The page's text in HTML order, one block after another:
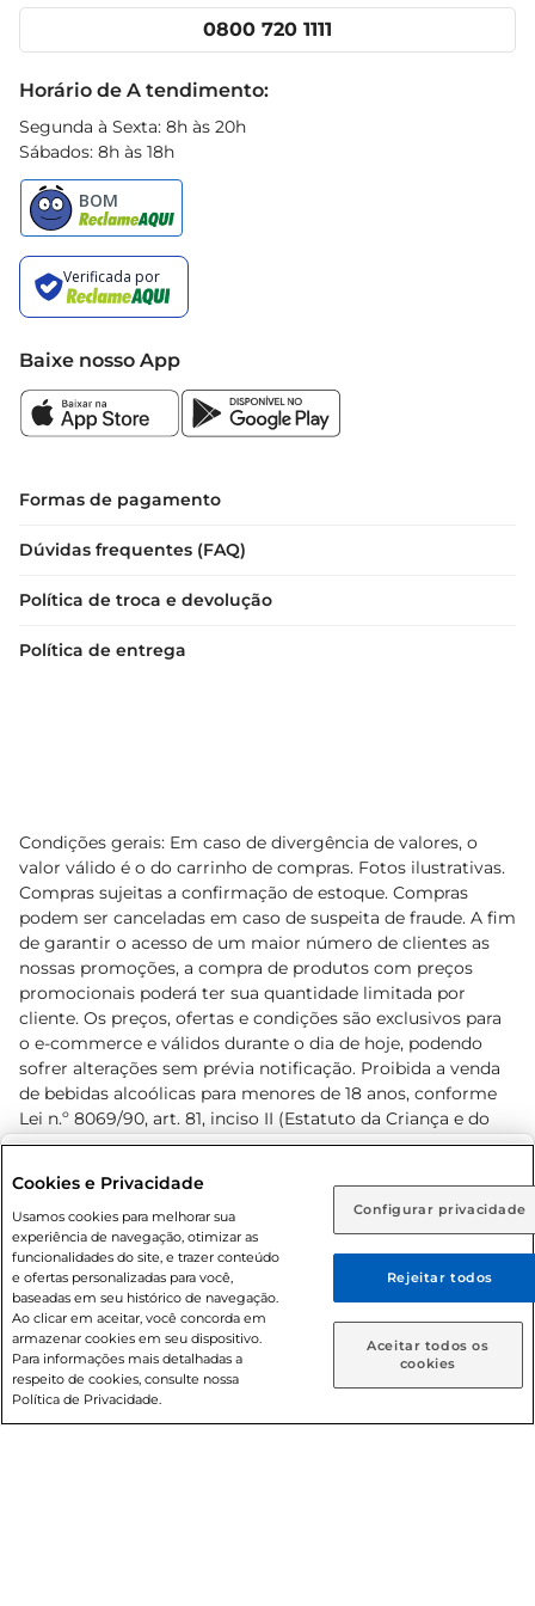
Rio de Janeiro (RJ) Goiás (GO)
Ou
Caso queira comprar online, informe como deseja receber
suas compras:
Entrega em casa Retire em Loja
Cencosud Media
0800 720 1111
Horário de A tendimento:
Segunda à Sexta: 8h às 20h
Sábados: 8h às 18h
Baixe nosso App
Formas de pagamento
Dúvidas frequentes (FAQ)
Política de troca e devolução
Política de entrega
Condições gerais: Em caso de divergência de valores, o
valor válido é o do carrinho de compras. Fotos ilustrativas.
Compras sujeitas a confirmação de estoque. Compras
podem ser canceladas em caso de suspeita de fraude. A fim
de garantir o acesso de um maior número de clientes as
nossas promoções, a compra de produtos com preços
promocionais poderá ter sua quantidade limitada por
cliente. Os preços, ofertas e condições são exclusivos para
o e-commerce e válidos durante o dia de hoje, podendo
sofrer alterações sem prévia notificação. Proibida a venda
de bebidas alcoólicas para menores de 18 anos, conforme
Lei n.º 8069/90, art. 81, inciso II (Estatuto da Criança e do
Adolescente). Preços e condições exclusivos para o
prévio. O valor mínimo para as compras on-line é de R$
80,00.
© 2026 Copyright. Todos os direitos
reservados Prezunic.
Cookies e Privacidade
Usamos cookies para melhorar sua
experiência de navegação, otimizar as
funcionalidades do site, e trazer conteúdo
e ofertas personalizadas para você,
baseadas em seu histórico de navegação.
Ao clicar em aceitar, você concorda em
armazenar cookies em seu dispositivo.
Para informações mais detalhadas a
respeito de cookies, consulte nossa
Política de Privacidade.
Configurar privacidade
Rejeitar todos
Aceitar todos os
cookies